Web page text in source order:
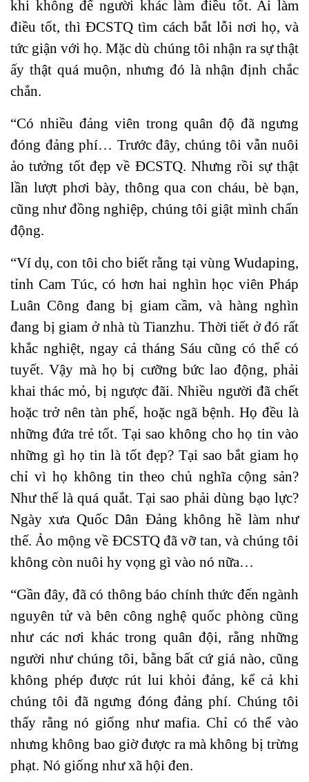
khi không để người khác làm điều tốt. Ai làm
điều tốt, thì ĐCSTQ tìm cách bắt lỗi nơi họ, và
tức giận với họ. Mặc dù chúng tôi nhận ra sự thật
ấy thật quá muộn, nhưng đó là nhận định chắc
chắn.
“Có nhiều đảng viên trong quân độ đã ngưng
đóng đảng phí… Trước đây, chúng tôi vẫn nuôi
ảo tưởng tốt đẹp về ĐCSTQ. Nhưng rồi sự thật
lần lượt phơi bày, thông qua con cháu, bè bạn,
cũng như đồng nghiệp, chúng tôi giật mình chấn
động.
“Ví dụ, con tôi cho biết rằng tại vùng Wudaping,
tỉnh Cam Túc, có hơn hai nghìn học viên Pháp
Luân Công đang bị giam cầm, và hàng nghìn
đang bị giam ở nhà tù Tianzhu. Thời tiết ở đó rất
khắc nghiệt, ngay cả tháng Sáu cũng có thể có
tuyết. Vậy mà họ bị cưỡng bức lao động, phải
khai thác mỏ, bị ngược đãi. Nhiều người đã chết
hoặc trở nên tàn phế, hoặc ngã bệnh. Họ đều là
những đứa trẻ tốt. Tại sao không cho họ tin vào
những gì họ tin là tốt đẹp? Tại sao bắt giam họ
chỉ vì họ không tin theo chủ nghĩa cộng sản?
Như thế là quá quắt. Tại sao phải dùng bạo lực?
Ngày xưa Quốc Dân Đảng không hề làm như
thế. Ảo mộng về ĐCSTQ đã vỡ tan, và chúng tôi
không còn nuôi hy vọng gì vào nó nữa…
“Gần đây, đã có thông báo chính thức đến ngành
nguyên tử và bên công nghệ quốc phòng cũng
như các nơi khác trong quân đội, rằng những
người như chúng tôi, bằng bất cứ giá nào, cũng
không phép được rút lui khỏi đảng, kể cả khi
chúng tôi đã ngưng đóng đảng phí. Chúng tôi
thấy rằng nó giống như mafia. Chỉ có thể vào
nhưng không bao giờ được ra mà không bị trừng
phạt. Nó giống như xã hội đen.